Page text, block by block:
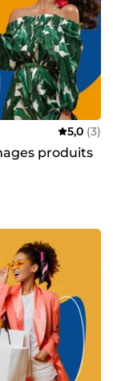
concurrents
à l’action !
5,0 (3)
produits